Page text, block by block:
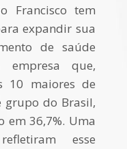
Francisco tem
expandir sua
de saúde
que,
10 maiores de
grupo do Brasil,
em 36,7%. Uma
esse